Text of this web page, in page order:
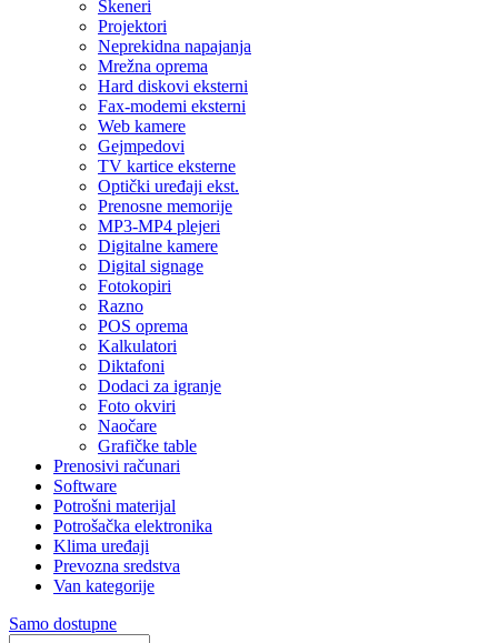
Skeneri
Projektori
Neprekidna napajanja
Mrežna oprema
Hard diskovi eksterni
Fax-modemi eksterni
Web kamere
Gejmpedovi
TV kartice eksterne
Optički uređaji ekst.
Prenosne memorije
MP3-MP4 plejeri
Digitalne kamere
Digital signage
Fotokopiri
Razno
POS oprema
Kalkulatori
Diktafoni
Dodaci za igranje
Foto okviri
Naočare
Grafičke table
Prenosivi računari
Software
Potrošni materijal
Potrošačka elektronika
Klima uređaji
Prevozna sredstva
Van kategorije
Samo dostupne